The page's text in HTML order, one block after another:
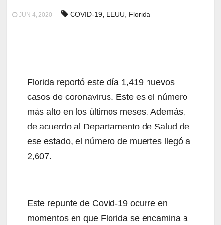
JUN 4, 2020 COVID-19, EEUU, Florida
Florida reportó este día 1,419 nuevos
casos de coronavirus. Este es el número
más alto en los últimos meses. Además,
de acuerdo al Departamento de Salud de
ese estado, el número de muertes llegó a
2,607.
Este repunte de Covid-19 ocurre en
momentos en que Florida se encamina a